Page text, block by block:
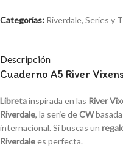
Categorías: Riverdale, Series y
Descripción
Cuaderno A5 River
Libretainspirada en las River
Riverdale, la serie deCW
internacional. Si buscas un
Riverdalees perfecta.